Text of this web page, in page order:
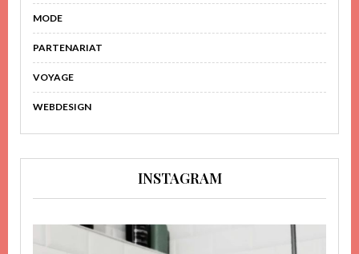
MODE
PARTENARIAT
VOYAGE
WEBDESIGN
INSTAGRAM